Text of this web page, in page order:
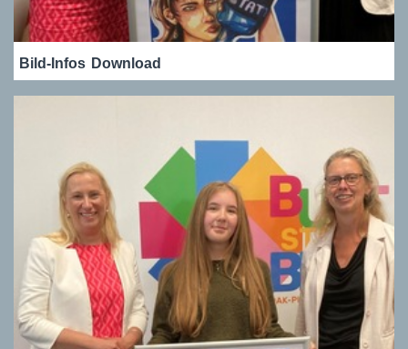
Bild-Infos Download